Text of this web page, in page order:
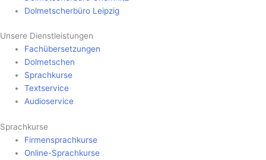
Dolmetscherbüro Leipzig
Unsere Dienstleistungen
Fachübersetzungen
Dolmetschen
Sprachkurse
Textservice
Audioservice
Sprachkurse
Firmensprachkurse
Online-Sprachkurse